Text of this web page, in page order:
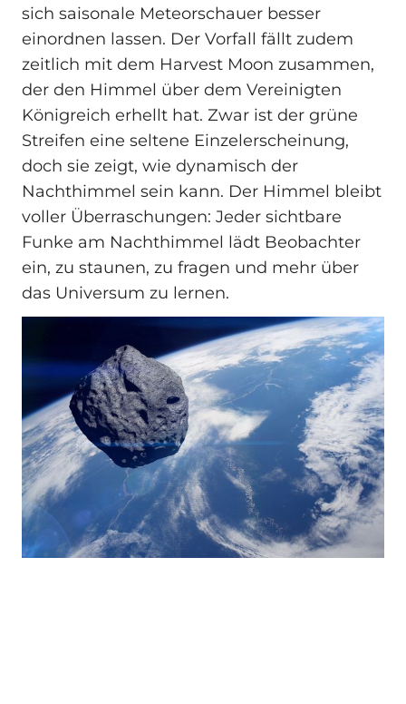
sich saisonale Meteorschauer besser
einordnen lassen. Der Vorfall fällt zudem
zeitlich mit dem Harvest Moon zusammen,
der den Himmel über dem Vereinigten
Königreich erhellt hat. Zwar ist der grüne
Streifen eine seltene Einzelerscheinung,
doch sie zeigt, wie dynamisch der
Nachthimmel sein kann. Der Himmel bleibt
voller Überraschungen: Jeder sichtbare
Funke am Nachthimmel lädt Beobachter
ein, zu staunen, zu fragen und mehr über
das Universum zu lernen.